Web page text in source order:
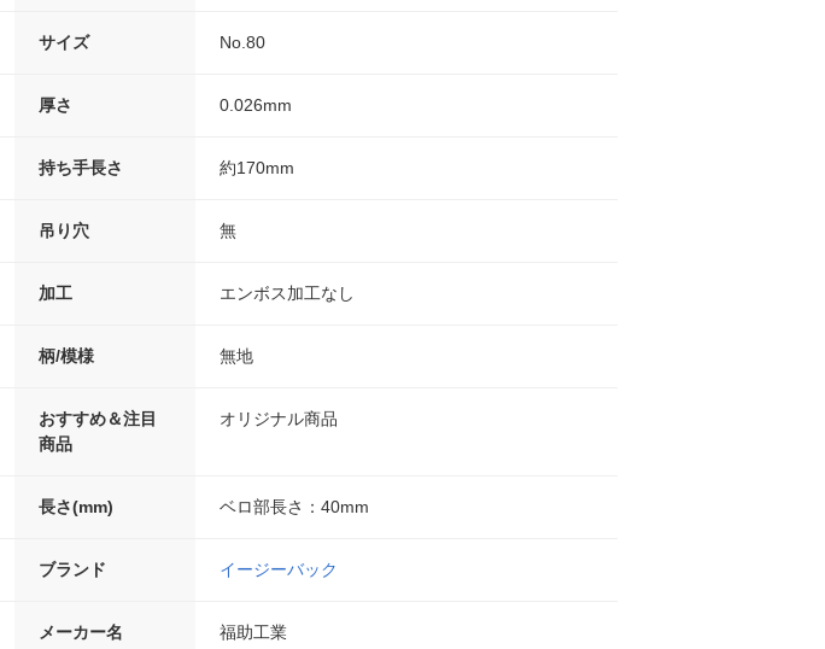
サイズ No.80
厚さ 0.026mm
持ち手長さ 約170mm
吊り穴 無
加工 エンボス加工なし
柄/模様 無地
おすすめ＆注目
商品
オリジナル商品
長さ(mm) ベロ部長さ：40mm
ブランド イージーバック
メーカー名 福助工業